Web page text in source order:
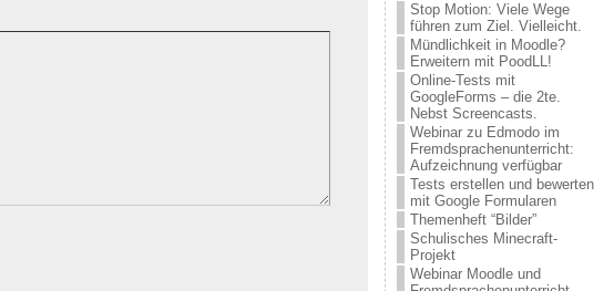
Stop Motion: Viele Wege
führen zum Ziel. Vielleicht.
Mündlichkeit in Moodle?
Erweitern mit PoodLL!
Online-Tests mit
GoogleForms – die 2te.
Nebst Screencasts.
Webinar zu Edmodo im
Fremdsprachenunterricht:
Aufzeichnung verfügbar
Tests erstellen und bewerten
mit Google Formularen
Themenheft “Bilder”
Schulisches Minecraft-
Projekt
Webinar Moodle und